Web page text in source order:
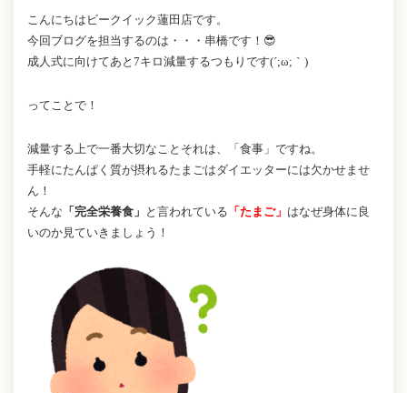
こんにちはビークイック蓮田店です。
今回ブログを担当するのは・・・串橋です！😎
成人式に向けてあと7キロ減量するつもりです(´;ω;｀)
ってことで！
減量する上で一番大切なことそれは、「食事」ですね。
手軽にたんぱく質が摂れるたまごはダイエッターには欠かせませ
ん！
そんな 「完全栄養食」 と言われている 「たまご」 はなぜ身体に良
いのか見ていきましょう！